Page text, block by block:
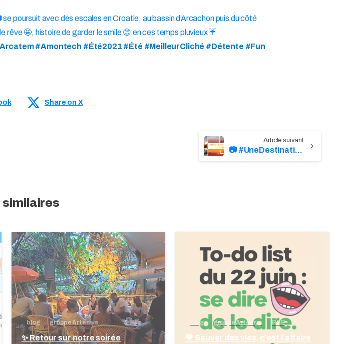
se poursuit avec des escales en Croatie, au bassin d’Arcachon puis du côté
🤩, histoire de garder le smile 😊 en ces temps pluvieux ☔
#Amontech #Été2021 #Été #MeilleurCliché #Détente #Fun
Share on X
📷 #UneDestination2021 #UnCliché
blog groupe Artemys
✨ Retour sur notre soirée
blog groupe Artemys RSE
💙 Sauver des vies, c’est l’affaire